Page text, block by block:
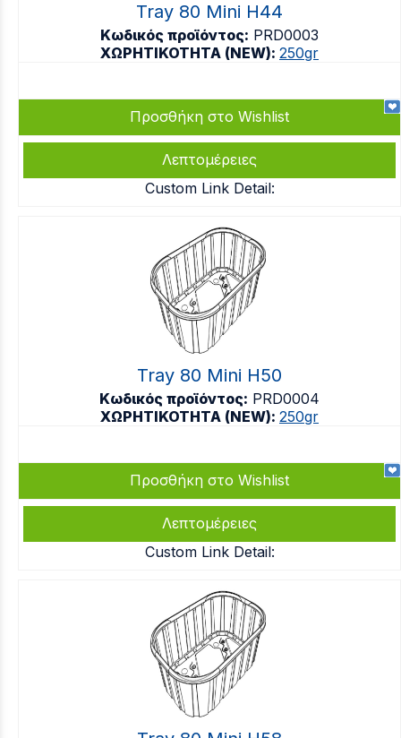
Tray 80 Mini H44
Κωδικός προϊόντος: PRD0003
ΧΩΡΗΤΙΚΟΤΗΤΑ (NEW): 250gr
Προσθήκη στο Wishlist
Λεπτομέρειες
Custom Link Detail:
Tray 80 Mini H50
Κωδικός προϊόντος: PRD0004
ΧΩΡΗΤΙΚΟΤΗΤΑ (NEW): 250gr
Προσθήκη στο Wishlist
Λεπτομέρειες
Custom Link Detail: